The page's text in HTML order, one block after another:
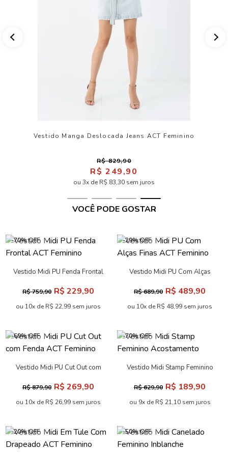
Vestido Manga Deslocada Jeans ACT Feminino
R$ 829,90
R$ 249,90
ou 3x de R$ 83,30 sem juros
VOCÊ PODE GOSTAR
-70% OFF
Vestido Midi PU Fenda Frontal
R$ 759,90 R$ 229,90
ou 10x de R$ 22,99 sem juros
-29% OFF
Vestido Midi PU Com Alças
R$ 689,90 R$ 489,90
ou 10x de R$ 48,99 sem juros
-69% OFF
Vestido Midi PU Cut Out com
R$ 879,90 R$ 269,90
ou 10x de R$ 26,99 sem juros
-70% OFF
Vestido Midi Stamp Feminino
R$ 629,90 R$ 189,90
ou 9x de R$ 21,10 sem juros
-20% OFF -50% OFF